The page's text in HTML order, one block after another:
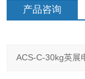
产品咨询